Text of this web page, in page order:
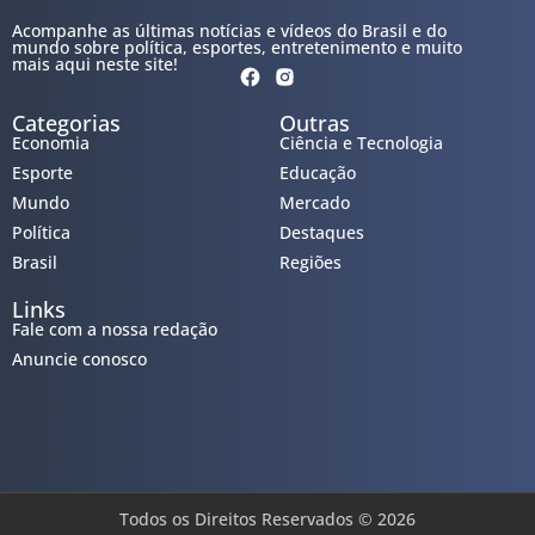
Acompanhe as últimas notícias e vídeos do Brasil e do
mundo sobre política, esportes, entretenimento e muito
mais aqui neste site!
Categorias
Economia
Esporte
Mundo
Política
Brasil
Outras
Ciência e Tecnologia
Educação
Mercado
Destaques
Regiões
Links
Fale com a nossa redação
Anuncie conosco
Todos os Direitos Reservados © 2026